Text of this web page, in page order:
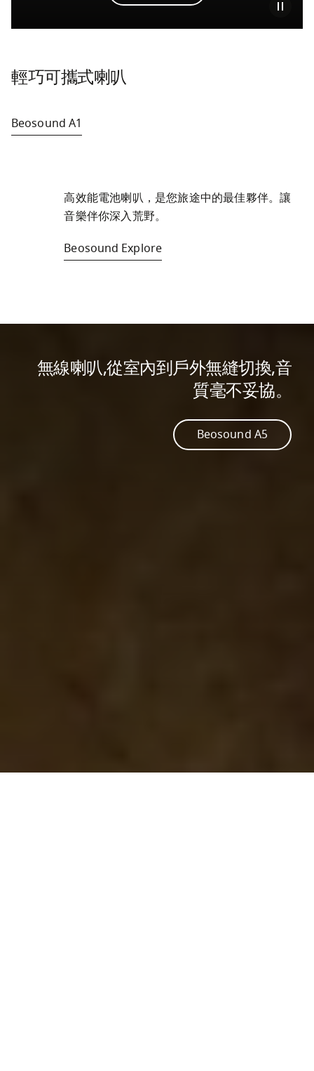
輕巧可攜式喇叭
Beosound A1
高效能電池喇叭，是您旅途中的最佳夥伴。讓
音樂伴你深入荒野。
Beosound Explore
無線喇叭,從室內到戶外無縫切換,音
質毫不妥協。
Beosound A5